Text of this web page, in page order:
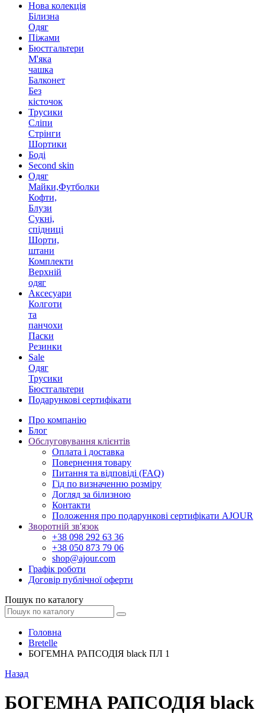
Нова колекція
Білизна
Одяг
Піжами
Бюстгальтери
М'яка
чашка
Балконет
Без
кісточок
Трусики
Сліпи
Стрінги
Шортики
Боді
Second skin
Одяг
Майки,Футболки
Кофти,
Блузи
Сукні,
спідниці
Шорти,
штани
Комплекти
Верхній
одяг
Аксесуари
Колготи
та
панчохи
Паски
Резинки
Sale
Одяг
Трусики
Бюстгальтери
Подарункові сертифікати
Про компанію
Блог
Обслуговування клієнтів
Оплата і доставка
Повернення товару
Питання та відповіді (FAQ)
Гід по визначенню розміру
Догляд за білизною
Контакти
Положення про подарункові сертифікати AJOUR
Зворотній зв'язок
+38 098 292 63 36
+38 050 873 79 06
shop@ajour.com
Графік роботи
Договір публічної оферти
Пошук по каталогу
Головна
Bretelle
БОГЕМНА РАПСОДІЯ black ПЛ 1
Назад
БОГЕМНА РАПСОДІЯ black